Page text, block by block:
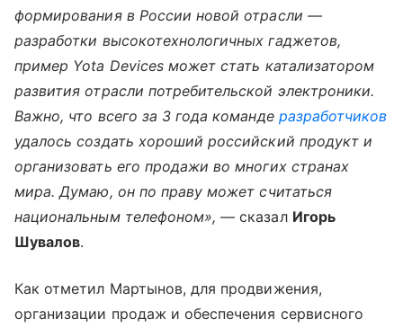
формирования в России новой отрасли —
разработки высокотехнологичных гаджетов,
пример Yota Devices может стать катализатором
развития отрасли потребительской электроники.
Важно, что всего за 3 года команде разработчиков
удалось создать хороший российский продукт и
организовать его продажи во многих странах
мира. Думаю, он по праву может считаться
национальным телефоном», — сказал Игорь
Шувалов.
Как отметил Мартынов, для продвижения,
организации продаж и обеспечения сервисного